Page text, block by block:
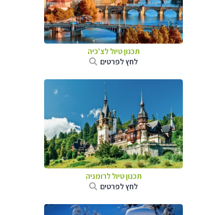
תכנון טיול לצ'כיה
לחץ לפרטים
תכנון טיול לרומניה
לחץ לפרטים